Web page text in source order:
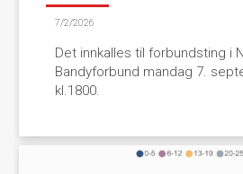
7/2/2026
Det innkalles til forbundsting i
Bandyforbund mandag 7.
kl.1800.